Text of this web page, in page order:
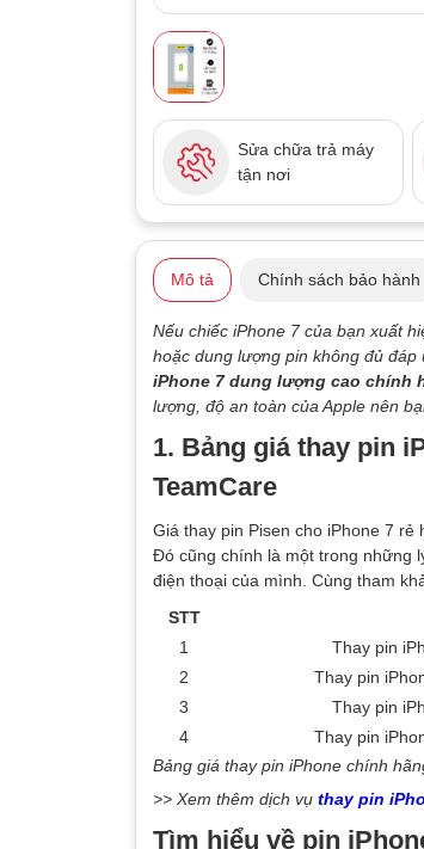
Sửa chữa trả máy
tận nơi
Mô tả Chính sách bảo hành
Nếu chiếc iPhone 7 của bạn xuất
hoặc dung lượng pin không đủ
iPhone 7 dung lượng cao chính
lượng, độ an toàn của Apple nên
1. Bảng giá thay pin
TeamCare
Giá thay pin Pisen cho iPhone 7
Đó cũng chính là một trong những
điện thoại của mình. Cùng tham
STT
1
Thay pin
2
Thay pin
3
Thay pin
4
Thay pin
Bảng giá thay pin iPhone chính
>> Xem thêm dịch vụ thay pin
Tìm hiểu về pin